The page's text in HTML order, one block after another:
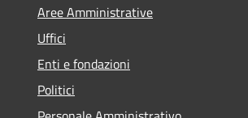
Aree Amministrative
Uffici
Enti e fondazioni
Politici